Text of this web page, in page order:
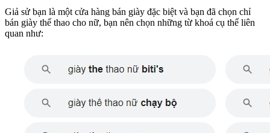
Giả sử bạn là một cửa hàng bán giày đặc biệt và bạn đã chọn chỉ
bán giày thể thao cho nữ, bạn nên chọn những từ khoá cụ thể liên
quan như: